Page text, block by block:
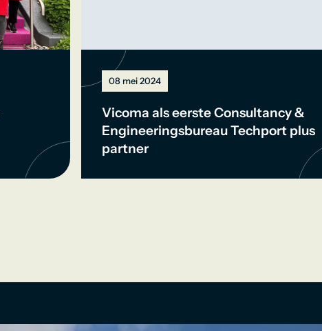
08 mei 2024
Vicoma als eerste Consultancy &
Engineeringsbureau Techport plus
partner